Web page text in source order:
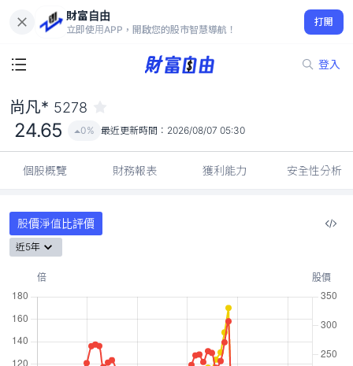
財富自由
立即使用APP，開啟您的股市智慧導航！
打開
登入
24.65
0%
尚凡* 5278
24.65 0% 最近更新時間： 2026/08/07 05:30
個股概覽 財務報表 獲利能力 安全性分析
股價淨值比評價
近5年